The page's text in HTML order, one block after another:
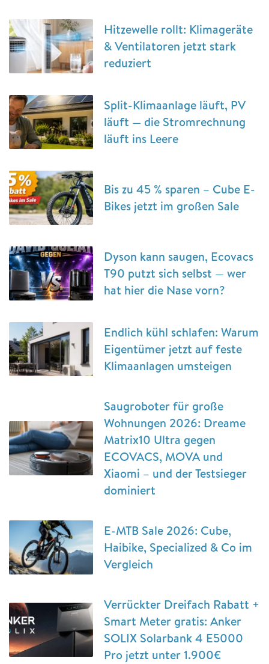
Hitzewelle rollt: Klimageräte
& Ventilatoren jetzt stark
reduziert
Split-Klimaanlage läuft, PV
läuft — die Stromrechnung
läuft ins Leere
Bis zu 45 % sparen – Cube E-
Bikes jetzt im großen Sale
Dyson kann saugen, Ecovacs
T90 putzt sich selbst — wer
hat hier die Nase vorn?
Endlich kühl schlafen: Warum
Eigentümer jetzt auf feste
Klimaanlagen umsteigen
Saugroboter für große
Wohnungen 2026: Dreame
Matrix10 Ultra gegen
ECOVACS, MOVA und
Xiaomi – und der Testsieger
dominiert
E-MTB Sale 2026: Cube,
Haibike, Specialized & Co im
Vergleich
Verrückter Dreifach Rabatt +
Smart Meter gratis: Anker
SOLIX Solarbank 4 E5000
Pro jetzt unter 1.900€